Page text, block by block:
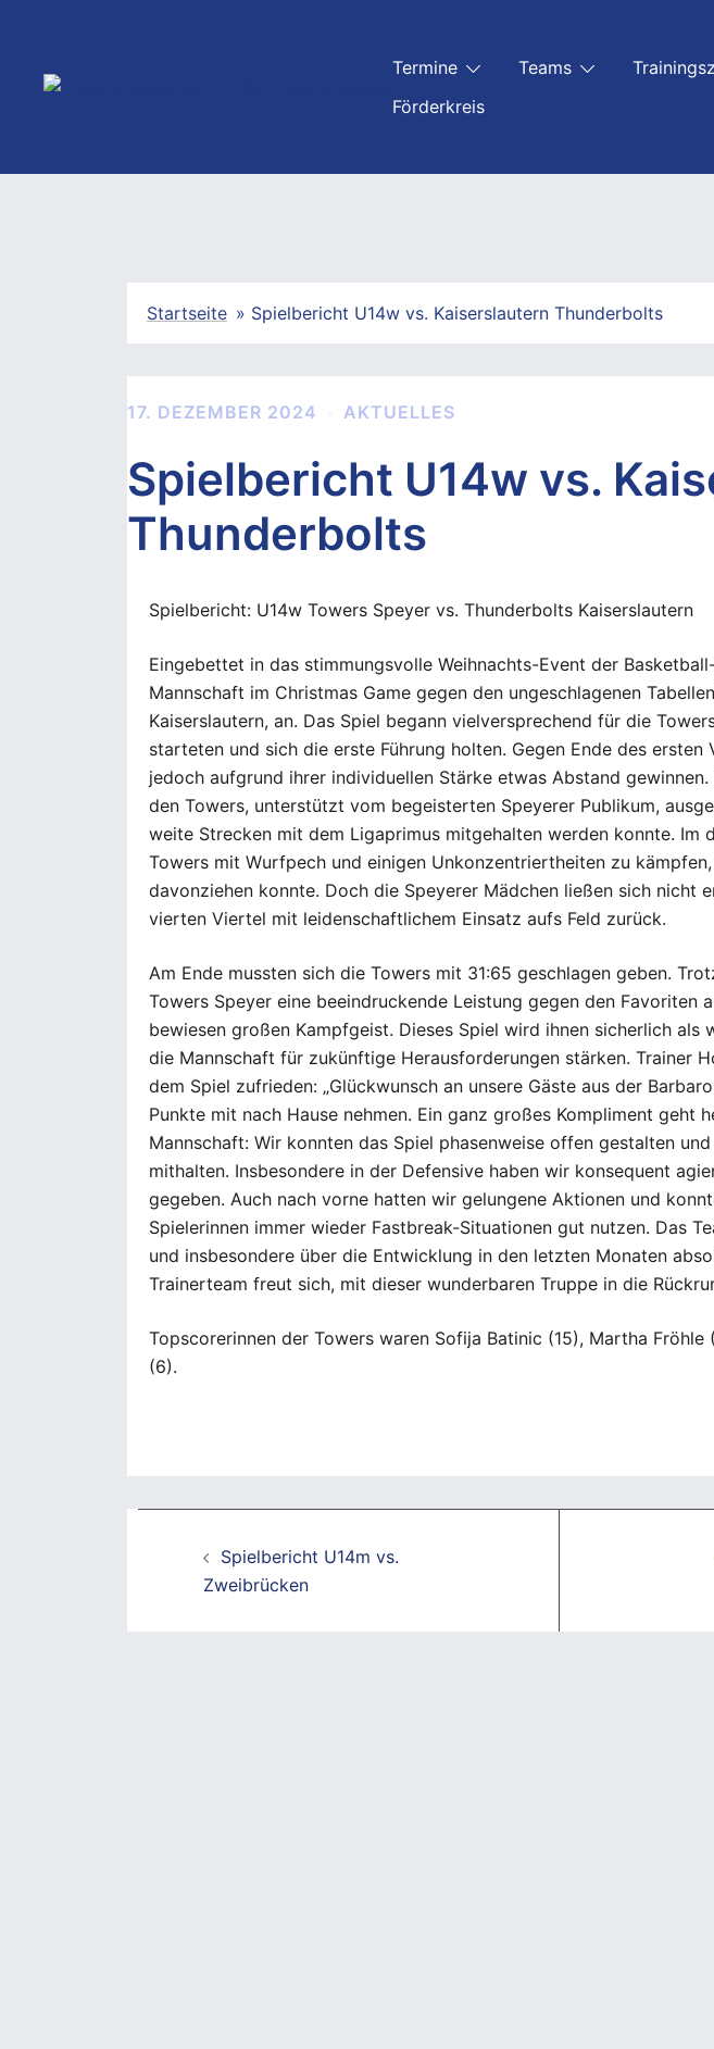
springen
Termine Teams
Förderkreis
Startseite » Spielbericht U14w vs. Kaiserslautern Thunderbolts
17. DEZEMBER 2024 AKTUELLES
Spielbericht U14w vs.
Thunderbolts
Spielbericht: U14w Towers Speyer vs. Thunderbolts Kaiserslautern
Eingebettet in das stimmungsvolle Weihnachts-Event der
Mannschaft im Christmas Game gegen den ungeschlagenen
Kaiserslautern, an. Das Spiel begann vielversprechend für die
starteten und sich die erste Führung holten. Gegen Ende des
jedoch aufgrund ihrer individuellen Stärke etwas Abstand
den Towers, unterstützt vom begeisterten Speyerer Publikum,
weite Strecken mit dem Ligaprimus mitgehalten werden konnte. Im
Towers mit Wurfpech und einigen Unkonzentriertheiten zu
davonziehen konnte. Doch die Speyerer Mädchen ließen sich nicht
vierten Viertel mit leidenschaftlichem Einsatz aufs Feld zurück.
Am Ende mussten sich die Towers mit 31:65 geschlagen geben.
Towers Speyer eine beeindruckende Leistung gegen den Favoriten
bewiesen großen Kampfgeist. Dieses Spiel wird ihnen sicherlich als
die Mannschaft für zukünftige Herausforderungen stärken. Trainer
dem Spiel zufrieden: „Glückwunsch an unsere Gäste aus der
Punkte mit nach Hause nehmen. Ein ganz großes Kompliment geht
Mannschaft: Wir konnten das Spiel phasenweise offen gestalten
mithalten. Insbesondere in der Defensive haben wir konsequent
gegeben. Auch nach vorne hatten wir gelungene Aktionen und
Spielerinnen immer wieder Fastbreak-Situationen gut nutzen. Das
und insbesondere über die Entwicklung in den letzten Monaten
Trainerteam freut sich, mit dieser wunderbaren Truppe in die
Topscorerinnen der Towers waren Sofija Batinic (15), Martha Fröhle
(6).
Spielbericht U14m vs.
Zweibrücken